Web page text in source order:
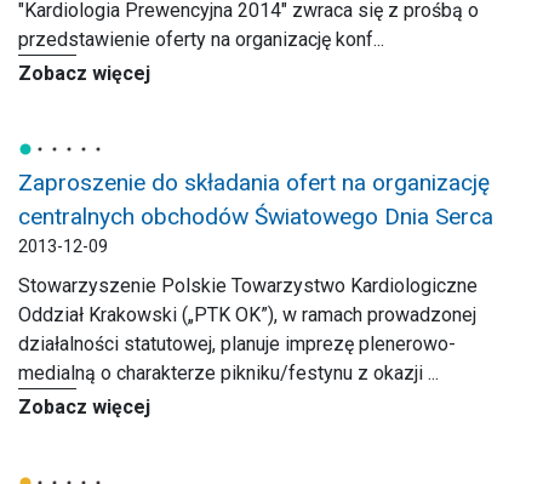
"Kardiologia Prewencyjna 2014" zwraca się z prośbą o
przedstawienie oferty na organizację konf...
Zobacz więcej
Zaproszenie do składania ofert na organizację
centralnych obchodów Światowego Dnia Serca
2013-12-09
Stowarzyszenie Polskie Towarzystwo Kardiologiczne
Oddział Krakowski („PTK OK”), w ramach prowadzonej
działalności statutowej, planuje imprezę plenerowo-
medialną o charakterze pikniku/festynu z okazji ...
Zobacz więcej